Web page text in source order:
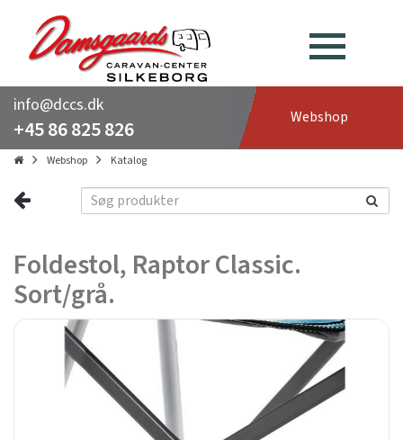
info@dccs.dk
+45 86 825 826 Webshop
Webshop Katalog
Foldestol, Raptor Classic.
Sort/grå.